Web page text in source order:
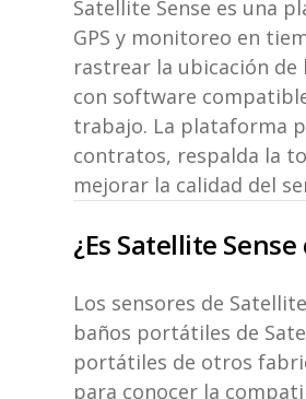
Satellite Sense es una
GPS y monitoreo en
rastrear la ubicación de
con software
trabajo. La plataforma
contratos, respalda la
mejorar la calidad del
¿Es Satellite
Los sensores de
baños portátiles de
portátiles de otros
para conocer la